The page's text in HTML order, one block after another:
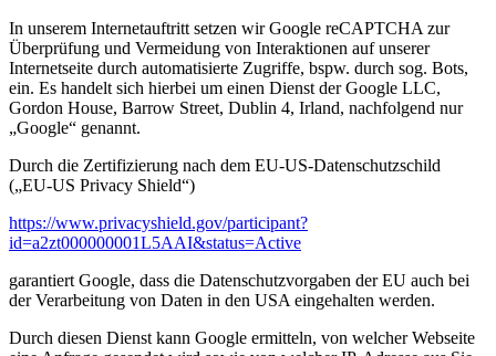
In unserem Internetauftritt setzen wir Google reCAPTCHA zur
Überprüfung und Vermeidung von Interaktionen auf unserer
Internetseite durch automatisierte Zugriffe, bspw. durch sog. Bots,
ein. Es handelt sich hierbei um einen Dienst der Google LLC,
Gordon House, Barrow Street, Dublin 4, Irland, nachfolgend nur
„Google“ genannt.
Durch die Zertifizierung nach dem EU-US-Datenschutzschild
(„EU-US Privacy Shield“)
https://www.privacyshield.gov/participant?
id=a2zt000000001L5AAI&status=Active
garantiert Google, dass die Datenschutzvorgaben der EU auch bei
der Verarbeitung von Daten in den USA eingehalten werden.
Durch diesen Dienst kann Google ermitteln, von welcher Webseite